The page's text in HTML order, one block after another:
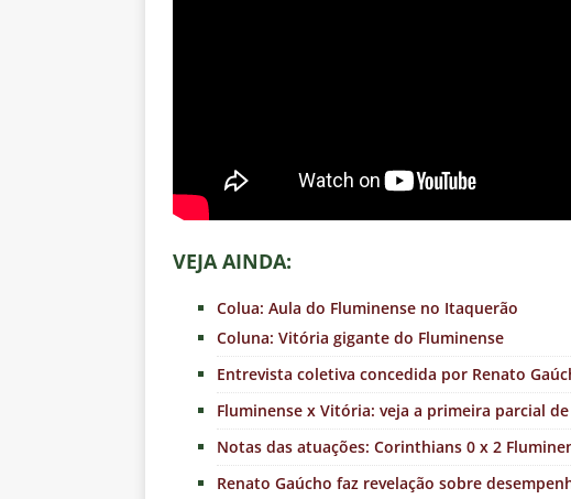
VEJA AINDA:
Colua: Aula do Fluminense no Itaquerão
Coluna: Vitória gigante do Fluminense
Entrevista coletiva concedida por Renato
Fluminense x Vitória: veja a primeira parcial
Notas das atuações: Corinthians 0 x 2
Renato Gaúcho faz revelação sobre